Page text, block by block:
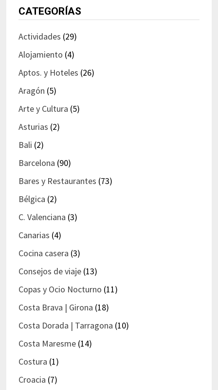
CATEGORÍAS
Actividades (29)
Alojamiento (4)
Aptos. y Hoteles (26)
Aragón (5)
Arte y Cultura (5)
Asturias (2)
Bali (2)
Barcelona (90)
Bares y Restaurantes (73)
Bélgica (2)
C. Valenciana (3)
Canarias (4)
Cocina casera (3)
Consejos de viaje(13)
Copas y Ocio Nocturno (11)
Costa Brava | Girona (18)
Costa Dorada | Tarragona (10)
Costa Maresme(14)
Costura (1)
Croacia (7)